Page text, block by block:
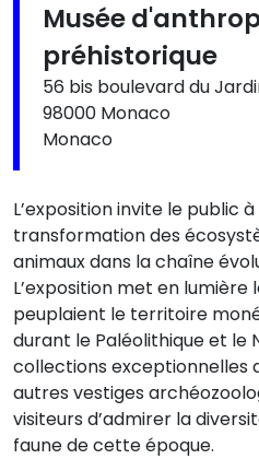
Musée
préhistorique
56 bis boulevard du
98000 Monaco
Monaco
L’exposition invite le public
transformation des
animaux dans la chaîne
L’exposition met en lumière
peuplaient le territoire
durant le Paléolithique et le
collections exceptionnelles
autres vestiges
visiteurs d’admirer la
faune de cette époque.